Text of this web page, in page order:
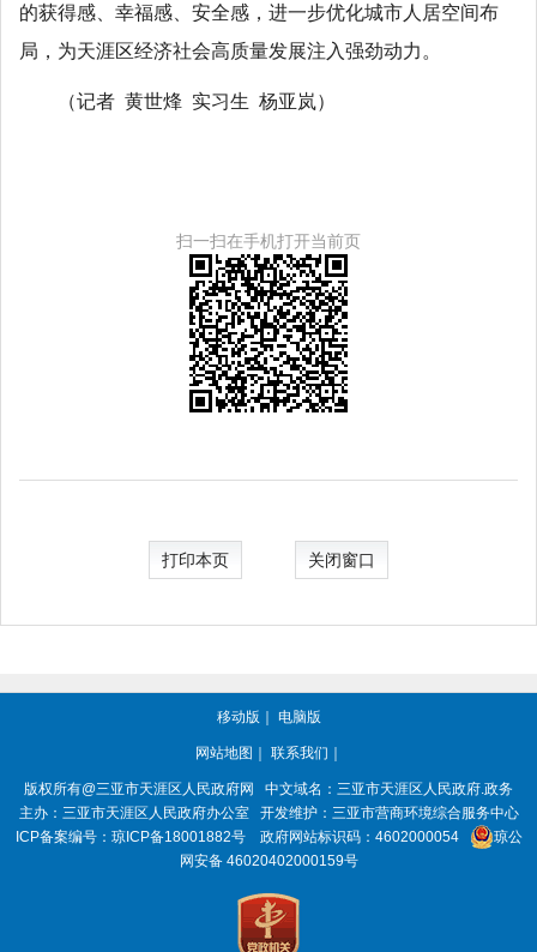
的获得感、幸福感、安全感，进一步优化城市人居空间布
局，为天涯区经济社会高质量发展注入强劲动力。
（记者 黄世烽 实习生 杨亚岚）
扫一扫在手机打开当前页
打印本页 关闭窗口
移动版 ｜ 电脑版
网站地图 ｜ 联系我们 ｜
版权所有@三亚市天涯区人民政府网 中文域名： 三亚市天涯区人民政府.政务
主办：三亚市天涯区人民政府办公室
开发维护：三亚市营商环境综合服务中心
ICP备案编号： 琼ICP备18001882号 政府网站标识码： 4602000054
琼公
网安备 46020402000159号